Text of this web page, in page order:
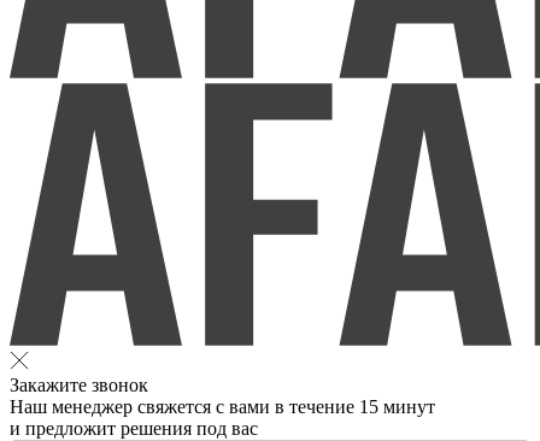
Закажите звонок
Наш менеджер свяжется с вами в течение 15 минут
и предложит решения под вас